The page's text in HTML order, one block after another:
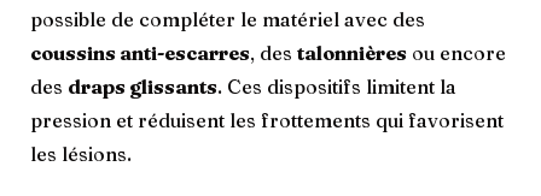
possible de compléter le matériel avec des
coussins anti-escarres, des talonnières ou encore
des draps glissants. Ces dispositifs limitent la
pression et réduisent les frottements qui favorisent
les lésions.